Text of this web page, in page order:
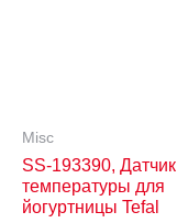
Misc
SS-193390, Датчик
температуры для
йогуртницы Tefal